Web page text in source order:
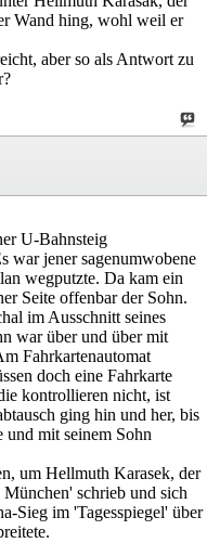
Wand hing, wohl weil er
aber so als Antwort zu
U-Bahnsteig
war jener sagenumwobene
wegputzte. Da kam ein
Seite offenbar der Sohn.
im Ausschnitt seines
war über und über mit
Fahrkartenautomat
doch eine Fahrkarte
kontrollieren nicht, ist
ging hin und her, bis
und mit seinem Sohn
um Hellmuth Karasek, der
schrieb und sich
Sieg im 'Tagesspiegel' über